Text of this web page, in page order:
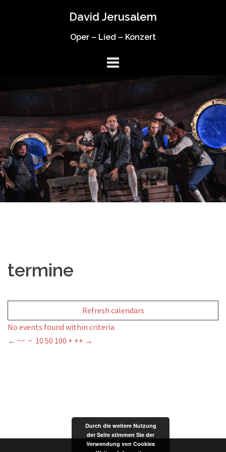
David Jerusalem
Oper – Lied – Konzert
termine
Refresh calendars
No events found within criteria
← −− − 10 50 100 + ++ →
Durch die weitere Nutzung
der Seite stimmen Sie der
Verwendung von Cookies